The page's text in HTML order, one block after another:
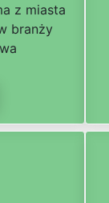
z miasta
branży